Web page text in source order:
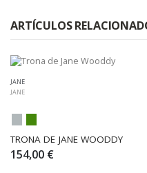
ARTÍCULOS
JANE
JANE
TRONA DE JANE WOODDY
154,00 €